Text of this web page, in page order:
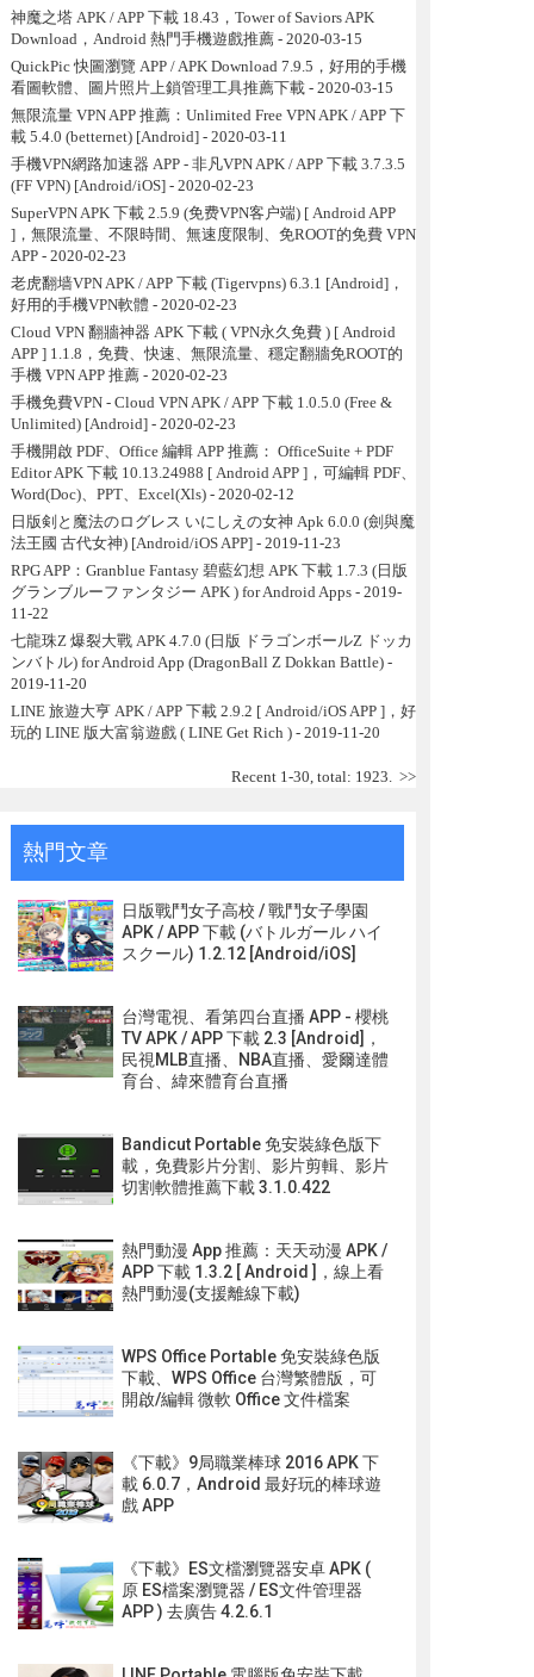
神魔之塔 APK / APP 下載 18.43，Tower of Saviors APK
Download，Android 熱門手機遊戲推薦- 2020-03-15
QuickPic 快圖瀏覽 APP / APK Download 7.9.5，好用的手機
看圖軟體、圖片照片上鎖管理工具推薦下載- 2020-03-15
無限流量 VPN APP 推薦：Unlimited Free VPN APK / APP 下
載 5.4.0 (betternet) [Android]- 2020-03-11
手機VPN網路加速器 APP - 非凡VPN APK / APP 下載 3.7.3.5
(FF VPN) [Android/iOS]- 2020-02-23
SuperVPN APK 下載 2.5.9 (免费VPN客户端) [ Android APP
]，無限流量、不限時間、無速度限制、免ROOT的免費 VPN
APP- 2020-02-23
老虎翻墙VPN APK / APP 下載 (Tigervpns) 6.3.1 [Android]，
好用的手機VPN軟體 - 2020-02-23
Cloud VPN 翻牆神器 APK 下載 ( VPN永久免費 ) [ Android
APP ] 1.1.8，免費、快速、無限流量、穩定翻牆免ROOT的
手機 VPN APP 推薦- 2020-02-23
手機免費VPN - Cloud VPN APK / APP 下載 1.0.5.0 (Free &
Unlimited) [Android]- 2020-02-23
手機開啟 PDF、Office 編輯 APP 推薦： OfficeSuite + PDF
Editor APK 下載 10.13.24988 [ Android APP ]，可編輯 PDF、
Word(Doc)、PPT、Excel(Xls)- 2020-02-12
日版剣と魔法のログレス いにしえの女神 Apk 6.0.0 (劍與魔
法王國 古代女神) [Android/iOS APP]- 2019-11-23
RPG APP：Granblue Fantasy 碧藍幻想 APK 下載 1.7.3 (日版
グランブルーファンタジー APK ) for Android Apps - 2019-
11-22
七龍珠Z 爆裂大戰 APK 4.7.0 (日版 ドラゴンボールZ ドッカ
ンバトル) for Android App (DragonBall Z Dokkan Battle)-
2019-11-20
LINE 旅遊大亨 APK / APP 下載 2.9.2 [ Android/iOS APP ]，好
玩的 LINE 版大富翁遊戲 ( LINE Get Rich )- 2019-11-20
Recent 1-30, total: 1923. >>
熱門文章
日版戰鬥女子高校 / 戰鬥女子學園
APK / APP 下載 (バトルガール ハイ
スクール) 1.2.12 [Android/iOS]
台灣電視、看第四台直播 APP - 櫻桃
TV APK / APP 下載 2.3 [Android]，
民視MLB直播、NBA直播、愛爾達體
育台、緯來體育台直播
Bandicut Portable 免安裝綠色版下
載，免費影片分割、影片剪輯、影片
切割軟體推薦下載 3.1.0.422
熱門動漫 App 推薦：天天动漫 APK /
APP 下載 1.3.2 [ Android ]，線上看
熱門動漫(支援離線下載)
WPS Office Portable 免安裝綠色版
下載、WPS Office 台灣繁體版，可
開啟/編輯 微軟 Office 文件檔案
《下載》9局職業棒球 2016 APK 下
載 6.0.7，Android 最好玩的棒球遊
戲 APP
《下載》ES文檔瀏覽器安卓 APK (
原 ES檔案瀏覽器 / ES文件管理器
APP ) 去廣告 4.2.6.1